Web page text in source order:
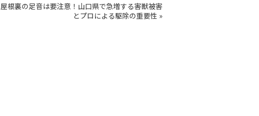
屋根裏の足音は要注意！山口県で急増する害獣被害
とプロによる駆除の重要性 »